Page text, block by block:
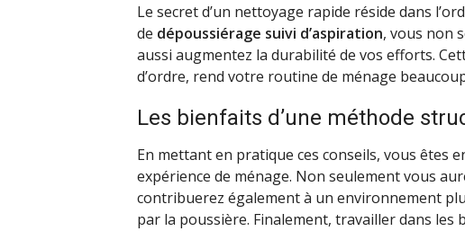
Le secret d’un nettoyage rapide réside dans
de dépoussiérage suivi d’aspiration, vous non
aussi augmentez la durabilité de vos efforts.
d’ordre, rend votre routine de ménage
Les bienfaits d’une méthode
En mettant en pratique ces conseils, vous êtes
expérience de ménage. Non seulement vous
contribuerez également à un environnement
par la poussière. Finalement, travailler dans